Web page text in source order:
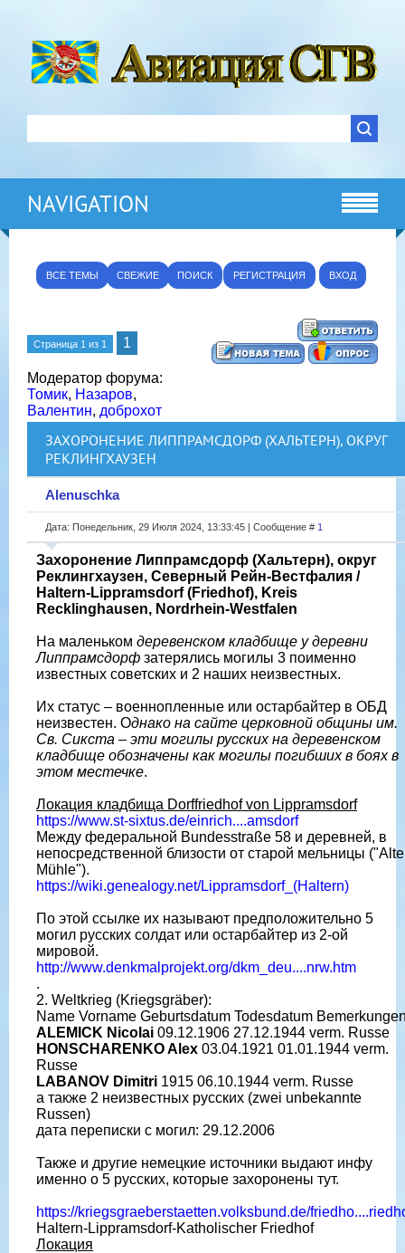
NAVIGATION
ВСЕ ТЕМЫ СВЕЖИЕ ПОИСК РЕГИСТРАЦИЯ ВХОД
Страница 1 из 1 1
Модератор форума:
Томик, Назаров,
Валентин, доброхот
ЗАХОРОНЕНИЕ ЛИППРАМСДОРФ (ХАЛЬТЕРН), ОКРУГ
РЕКЛИНГХАУЗЕН
Alenuschka
Дата: Понедельник, 29 Июля 2024, 13:33:45 | Сообщение # 1
Захоронение Липпрамсдорф (Хальтерн), округ
Реклингхаузен, Северный Рейн-Вестфалия /
Haltern-Lippramsdorf (Friedhof), Kreis
Recklinghausen, Nordrhein-Westfalen
На маленьком деревенском кладбище у деревни
Липпрамсдорф затерялись могилы 3 поименно
известных советских и 2 наших неизвестных.
Их статус – военнопленные или остарбайтер в ОБД
неизвестен. Однако на сайте церковной общины им.
Св. Сикста – эти могилы русских на деревенском
кладбище обозначены как могилы погибших в боях в
этом местечке.
Локация кладбища Dorffriedhof von Lippramsdorf
https://www.st-sixtus.de/einrich....amsdorf
Между федеральной Bundesstraße 58 и деревней, в
непосредственной близости от старой мельницы ("Alte
Mühle").
https://wiki.genealogy.net/Lippramsdorf_(Haltern)
По этой ссылке их называют предположительно 5
могил русских солдат или остарбайтер из 2-ой
мировой.
http://www.denkmalprojekt.org/dkm_deu....nrw.htm
.
2. Weltkrieg (Kriegsgräber):
Name Vorname Geburtsdatum Todesdatum
ALEMICK Nicolai 09.12.1906 27.12.1944 verm. Russe
HONSCHARENKO Alex 03.04.1921 01.01.1944 verm.
Russe
LABANOV Dimitri 1915 06.10.1944 verm. Russe
а также 2 неизвестных русских (zwei unbekannte
Russen)
дата переписки с могил: 29.12.2006
Также и другие немецкие источники выдают инфу
именно о 5 русских, которые захоронены тут.
https://kriegsgraeberstaetten.volksbund.de/
Haltern-Lippramsdorf-Katholischer Friedhof
Локация